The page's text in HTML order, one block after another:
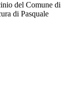
del Comune di
di Pasquale